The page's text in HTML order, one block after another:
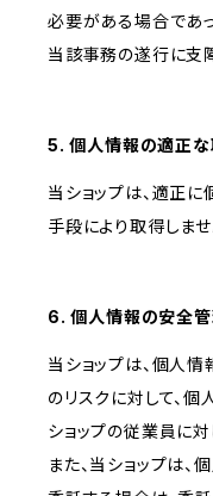
必要がある場合であ
当該事務の遂行に支
5. 個人情報の適正
当ショップは、適正
手段により取得しませ
6. 個人情報の安全管
当ショップは、個人
のリスクに対して、
ショップの従業員に
また、当ショップは